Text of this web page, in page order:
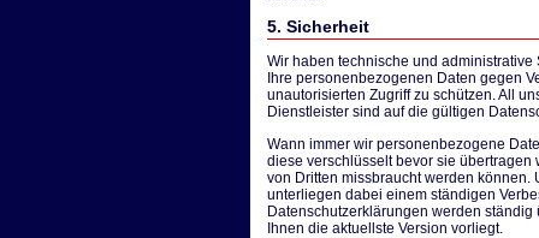
5. Sicherheit
Wir haben technische und
Ihre personenbezogenen Daten gegen
unautorisierten Zugriff zu schützen. All
Dienstleister sind auf die gültigen
Wann immer wir personenbezogene
diese verschlüsselt bevor sie
von Dritten missbraucht werden
unterliegen dabei einem ständigen
Datenschutzerklärungen werden
Ihnen die aktuellste Version vorliegt.